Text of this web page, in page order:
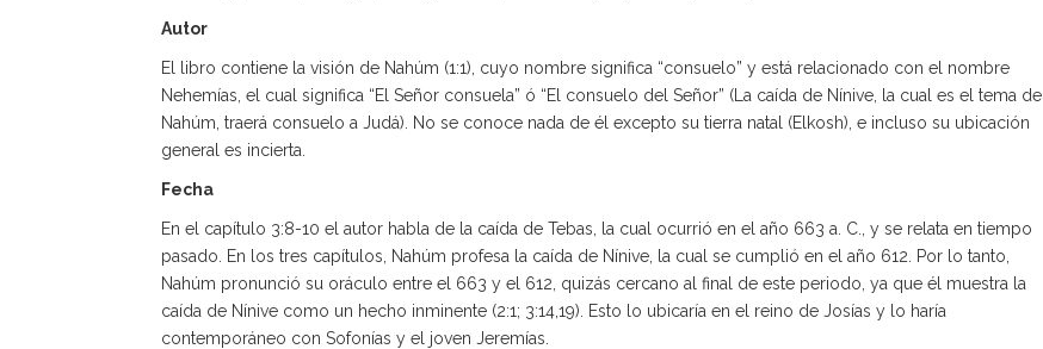
Autor
El libro contiene la visión de Nahúm (1:1), cuyo nombre significa “consuelo” y está relacionado con el nombre
Nehemías, el cual significa “El Señor consuela” ó “El consuelo del Señor” (La caída de Nínive, la cual es el tema de
Nahúm, traerá consuelo a Judá). No se conoce nada de él excepto su tierra natal (Elkosh), e incluso su ubicación
general es incierta.
Fecha
En el capítulo 3:8-10 el autor habla de la caída de Tebas, la cual ocurrió en el año 663 a. C., y se relata en tiempo
pasado. En los tres capítulos, Nahúm profesa la caída de Nínive, la cual se cumplió en el año 612. Por lo tanto,
Nahúm pronunció su oráculo entre el 663 y el 612, quizás cercano al final de este periodo, ya que él muestra la
caída de Nínive como un hecho inminente (2:1; 3:14,19). Esto lo ubicaría en el reino de Josías y lo haría
contemporáneo con Sofonías y el joven Jeremías.